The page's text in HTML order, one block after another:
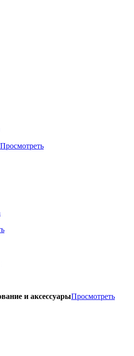
Просмотреть
и аксессуарыПросмотреть